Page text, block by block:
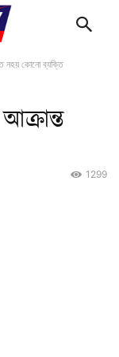
নহয় কোনো ব্যক্তি
1299